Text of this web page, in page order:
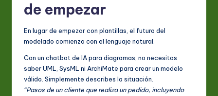
de empezar
En lugar de empezar con plantillas, el futuro del
modelado comienza con el lenguaje natural.
Con un chatbot de IA para diagramas, no necesitas
saber UML, SysML ni ArchiMate para crear un modelo
válido. Simplemente describes la situación.
“Pasos de un cliente que realiza un pedido, incluyendo